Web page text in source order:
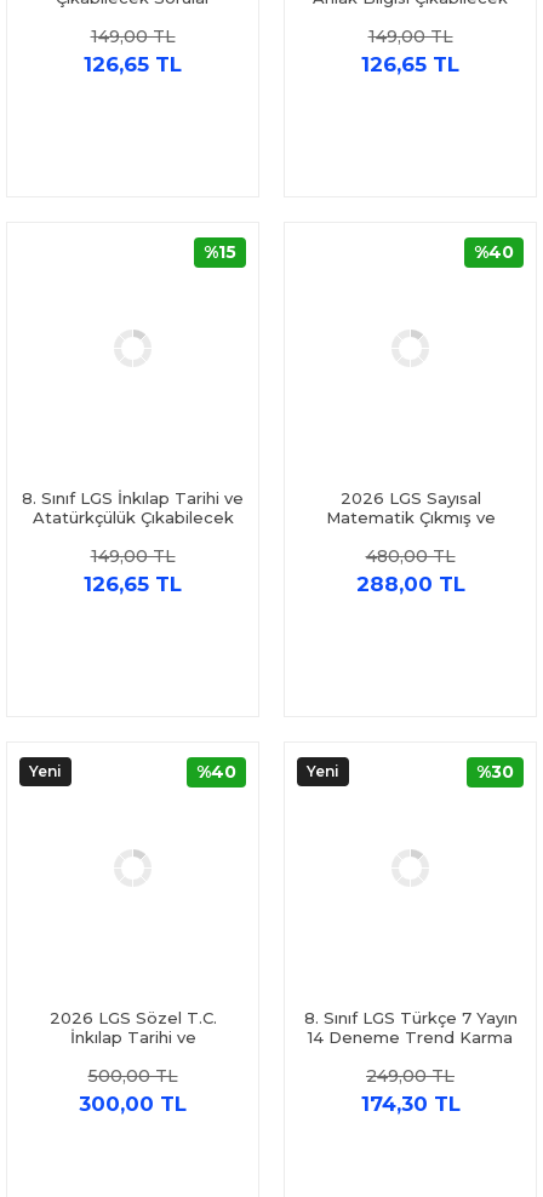
149,00 TL
126,65 TL
Zeka
149,00 TL
126,65 TL
8. Sınıf LGS İnkılap Tarihi ve
Atatürkçülük Çıkabilecek
Zeka
149,00 TL
126,65 TL
%15
2026 LGS Sayısal
Matematik Çıkmış ve
Yayınları
480,00 TL
288,00 TL
%40
Yeni
2026 LGS Sözel T.C.
İnkılap Tarihi ve
ve Ahlak Bilgisi-İngilizce
Çıkmış Sorular Marka
500,00 TL
300,00 TL
%40 Yeni
8. Sınıf LGS Türkçe 7 Yayın
14 Deneme Trend Karma
249,00 TL
174,30 TL
%30